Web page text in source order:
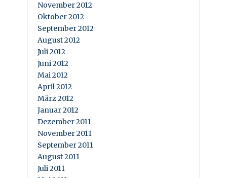
November 2012
Oktober 2012
September 2012
August 2012
Juli 2012
Juni 2012
Mai 2012
April 2012
März 2012
Januar 2012
Dezember 2011
November 2011
September 2011
August 2011
Juli 2011